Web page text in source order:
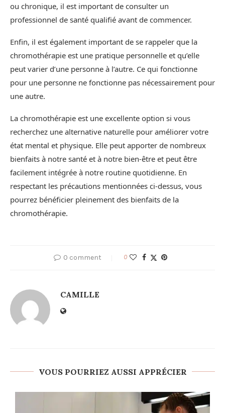
ou chronique, il est important de consulter un
professionnel de santé qualifié avant de commencer.
Enfin, il est également important de se rappeler que la
chromothérapie est une pratique personnelle et qu’elle
peut varier d’une personne à l’autre. Ce qui fonctionne
pour une personne ne fonctionne pas nécessairement pour
une autre.
La chromothérapie est une excellente option si vous
recherchez une alternative naturelle pour améliorer votre
état mental et physique. Elle peut apporter de nombreux
bienfaits à notre santé et à notre bien-être et peut être
facilement intégrée à notre routine quotidienne. En
respectant les précautions mentionnées ci-dessus, vous
pourrez bénéficier pleinement des bienfaits de la
chromothérapie.
0 comment 0
CAMILLE
VOUS POURRIEZ AUSSI APPRÉCIER